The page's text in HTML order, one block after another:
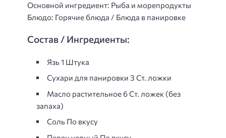
Основной ингредиент: Рыба и морепродукты
Блюдо: Горячие блюда / Блюда в панировке
Состав / Ингредиенты:
Язь 1 Штука
Сухари для панировки 3 Ст. ложки
Масло растительное 6 Ст. ложек (без
запаха)
Соль По вкусу